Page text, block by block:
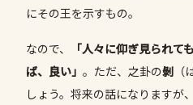
にその王を示すもの。
なので、
「人々に仰ぎ見られ
ば、良い」 。ただ、之卦の剝
しょう。将来の話になりますが